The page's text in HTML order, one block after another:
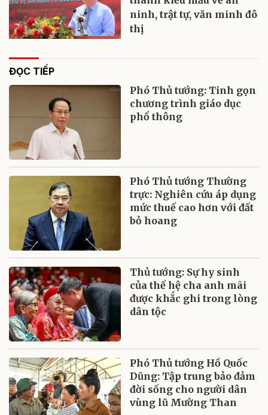
ninh, trật tự, văn minh đô
thị
ĐỌC TIẾP
Phó Thủ tướng: Tinh gọn
chương trình giáo dục
phổ thông
Phó Thủ tướng Thường
trực: Nghiên cứu áp dụng
mức thuế cao hơn với đất
bỏ hoang
Thủ tướng: Sự hy sinh
của thế hệ cha anh mãi
được khắc ghi trong lòng
dân tộc
Phó Thủ tướng Hồ Quốc
Dũng: Tập trung bảo đảm
đời sống cho người dân
vùng lũ Mường Than